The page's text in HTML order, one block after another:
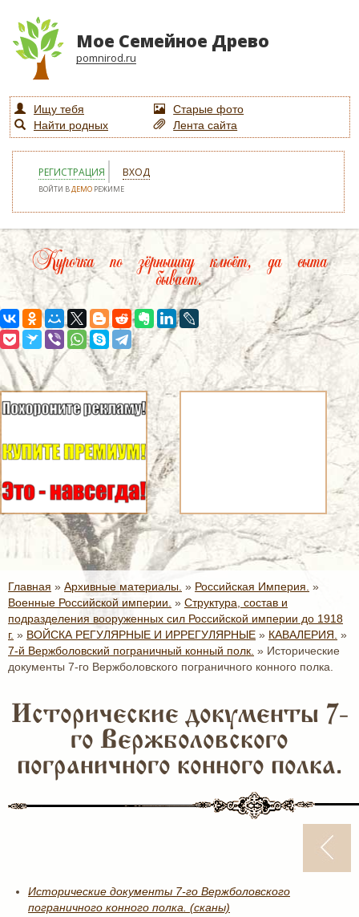
Мое Семейное Древо
pomnirod.ru
Ищу тебя
Старые фото
Найти родных
Лента сайта
РЕГИСТРАЦИЯ ВХОД
ВОЙТИ ВДЕМО РЕЖИМЕ
Курочка по зёрнышку клюёт, да сыта
бывает.
Главная » Архивные материалы. » Российская Империя. »
Военные Российской империи. » Структура, состав и
подразделения вооруженных сил Российской империи до 1918
г. » ВОЙСКА РЕГУЛЯРНЫЕ И ИРРЕГУЛЯРНЫЕ » КАВАЛЕРИЯ. »
7-й Вержболовский пограничный конный полк. » Исторические
документы 7-го Вержболовского пограничного конного полка.
Исторические документы 7-
го Вержболовского
пограничного конного полка.
Исторические документы 7-го Вержболовского
пограничного конного полка. (сканы)